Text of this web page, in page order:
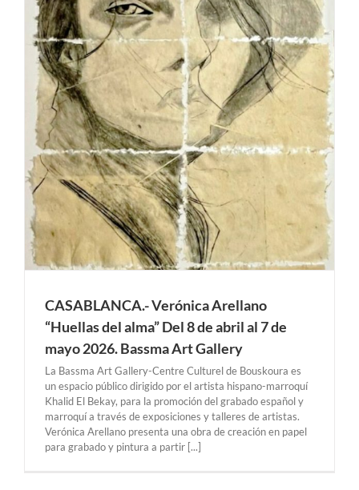
CASABLANCA.- Verónica Arellano
“Huellas del alma” Del 8 de abril al 7 de
mayo 2026. Bassma Art Gallery
La Bassma Art Gallery-Centre Culturel de Bouskoura es
un espacio público dirigido por el artista hispano-marroquí
Khalid El Bekay, para la promoción del grabado español y
marroquí a través de exposiciones y talleres de artistas.
Verónica Arellano presenta una obra de creación en papel
para grabado y pintura a partir [...]